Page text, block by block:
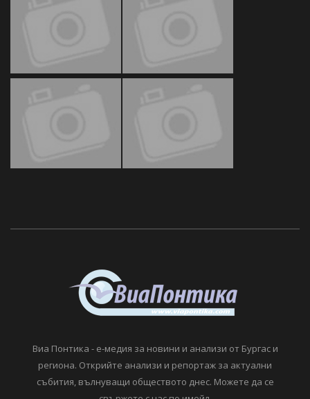
Виа Понтика - е-медия за новини и анализи от Бургас и
региона. Открийте анализи и репортаж за актуални
събития, вълнуващи обществото днес. Можете да се